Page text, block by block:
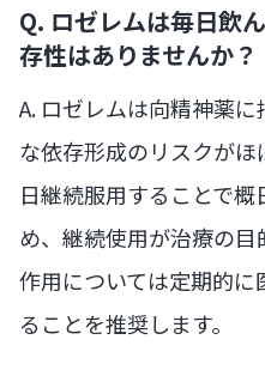
Q. ロゼレムは毎日飲
存性はありませんか？
A. ロゼレムは向精神薬
な依存形成のリスクが
日継続服用することで
め、継続使用が治療の
作用については定期的
ることを推奨します。